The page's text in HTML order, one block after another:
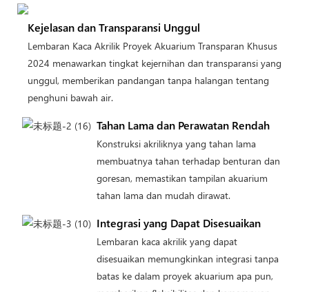
Kejelasan dan Transparansi Unggul
Lembaran Kaca Akrilik Proyek Akuarium Transparan Khusus
2024 menawarkan tingkat kejernihan dan transparansi yang
unggul, memberikan pandangan tanpa halangan tentang
penghuni bawah air.
Tahan Lama dan Perawatan Rendah
Konstruksi akriliknya yang tahan lama
membuatnya tahan terhadap benturan dan
goresan, memastikan tampilan akuarium
tahan lama dan mudah dirawat.
Integrasi yang Dapat Disesuaikan
Lembaran kaca akrilik yang dapat
disesuaikan memungkinkan integrasi tanpa
batas ke dalam proyek akuarium apa pun,